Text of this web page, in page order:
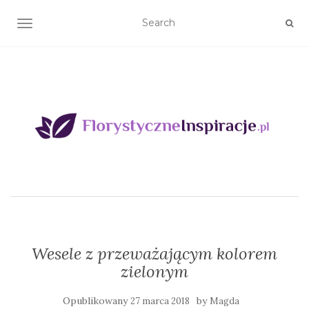
TOGGLE NAVIGATION
Wesele z przeważającym kolorem
zielonym
Opublikowany27 marca 2018 by Magda